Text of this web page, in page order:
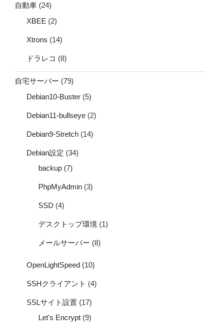
自動車 (24)
XBEE (2)
Xtrons (14)
ドラレコ (8)
自宅サーバー (79)
Debian10-Buster (5)
Debian11-bullseye (2)
Debian9-Stretch (14)
Debian設定 (34)
backup (7)
PhpMyAdmin (3)
SSD (4)
デスクトップ環境 (1)
メールサーバー (8)
OpenLightSpeed (10)
SSHクライアント (4)
SSLサイト設置 (17)
Let's Encrypt (9)